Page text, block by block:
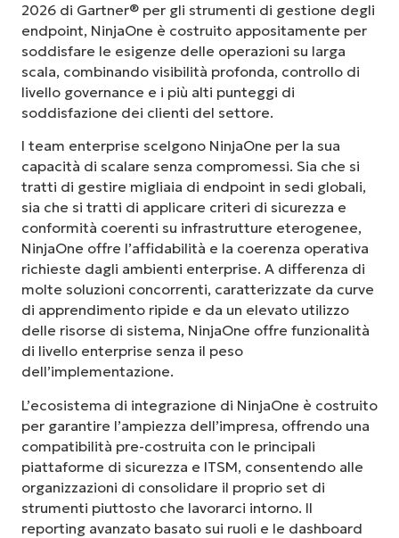
2026 di Gartner® per gli strumenti di gestione degli
endpoint, NinjaOne è costruito appositamente per
soddisfare le esigenze delle operazioni su larga
scala, combinando visibilità profonda, controllo di
livello governance e i più alti punteggi di
soddisfazione dei clienti del settore.
I team enterprise scelgono NinjaOne per la sua
capacità di scalare senza compromessi. Sia che si
tratti di gestire migliaia di endpoint in sedi globali,
sia che si tratti di applicare criteri di sicurezza e
conformità coerenti su infrastrutture eterogenee,
NinjaOne offre l’affidabilità e la coerenza operativa
richieste dagli ambienti enterprise. A differenza di
molte soluzioni concorrenti, caratterizzate da curve
di apprendimento ripide e da un elevato utilizzo
delle risorse di sistema, NinjaOne offre funzionalità
di livello enterprise senza il peso
dell’implementazione.
L’ecosistema di integrazione di NinjaOne è costruito
per garantire l’ampiezza dell’impresa, offrendo una
compatibilità pre-costruita con le principali
piattaforme di sicurezza e ITSM, consentendo alle
organizzazioni di consolidare il proprio set di
strumenti piuttosto che lavorarci intorno. Il
reporting avanzato basato sui ruoli e le dashboard